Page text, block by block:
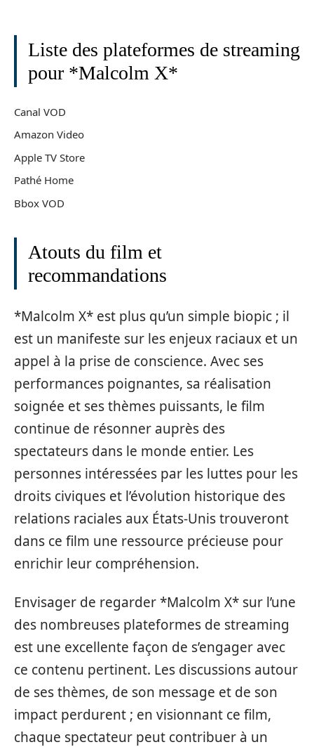
Liste des plateformes de streaming
pour *Malcolm X*
Canal VOD
Amazon Video
Apple TV Store
Pathé Home
Bbox VOD
Atouts du film et
recommandations
*Malcolm X* est plus qu’un simple biopic ; il
est un manifeste sur les enjeux raciaux et un
appel à la prise de conscience. Avec ses
performances poignantes, sa réalisation
soignée et ses thèmes puissants, le film
continue de résonner auprès des
spectateurs dans le monde entier. Les
personnes intéressées par les luttes pour les
droits civiques et l’évolution historique des
relations raciales aux États-Unis trouveront
dans ce film une ressource précieuse pour
enrichir leur compréhension.
Envisager de regarder *Malcolm X* sur l’une
des nombreuses plateformes de streaming
est une excellente façon de s’engager avec
ce contenu pertinent. Les discussions autour
de ses thèmes, de son message et de son
impact perdurent ; en visionnant ce film,
chaque spectateur peut contribuer à un